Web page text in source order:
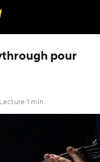
pour
)
Lecture 1 min.